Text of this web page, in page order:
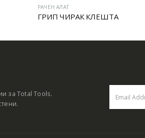
РАЧЕН АЛАТ
ГРИП ЧИРАК КЛЕШТА
за Total Tools.